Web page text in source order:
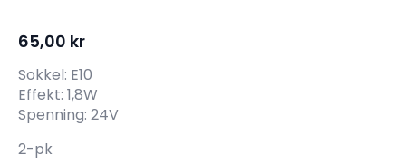
65,00 kr
Sokkel: E10
Effekt: 1,8W
Spenning: 24V
2-pk